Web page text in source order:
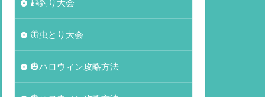
🎣釣り大会
🦋虫とり大会
🎃ハロウィン攻略方法